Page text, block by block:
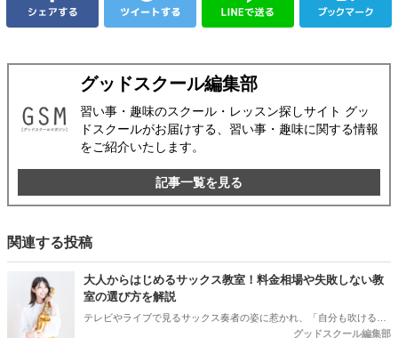
グッドスクール編集部
習い事・趣味のスクール・レッスン探しサイト グッ
ドスクールがお届けする、習い事・趣味に関する情報
をご紹介いたします。
記事一覧を見る
関連する投稿
大人からはじめるサックス教室！料金相場や失敗しない教
室の選び方を解説
テレビやライブで見るサックス奏者の姿に惹かれ、「自分も吹けるよ
うになりたい」と思う方は多いのではないでしょうか。特に、仕事や
グッドスクール編集部